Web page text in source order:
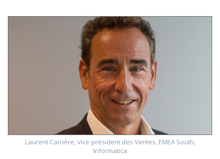
Laurent Carrière, Vice-président des Ventes, EMEA South,
Informatica